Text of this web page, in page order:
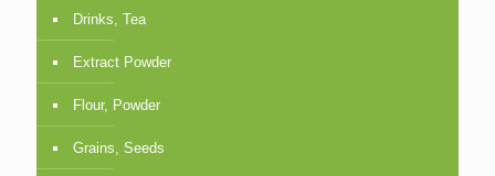
Drinks, Tea
Extract Powder
Flour, Powder
Grains, Seeds